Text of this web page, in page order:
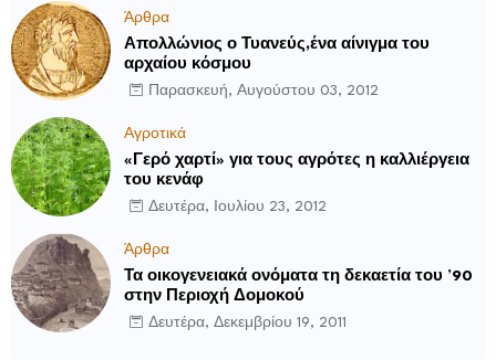
Άρθρα
Απολλώνιος ο Τυανεύς,ένα αίνιγμα του
αρχαίου κόσμου
Παρασκευή, Αυγούστου 03, 2012
Αγροτικά
«Γερό χαρτί» για τους αγρότες η καλλιέργεια
του κενάφ
Δευτέρα, Ιουλίου 23, 2012
Άρθρα
Τα οικογενειακά ονόματα τη δεκαετία του ’90
στην Περιοχή Δομοκού
Δευτέρα, Δεκεμβρίου 19, 2011